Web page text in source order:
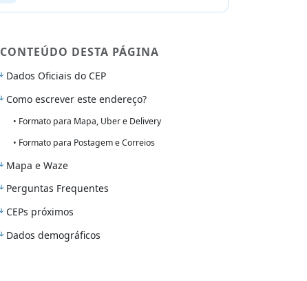
CONTEÚDO DESTA PÁGINA
Dados Oficiais do CEP
Como escrever este endereço?
• Formato para Mapa, Uber e Delivery
• Formato para Postagem e Correios
Mapa e Waze
Perguntas Frequentes
CEPs próximos
Dados demográficos